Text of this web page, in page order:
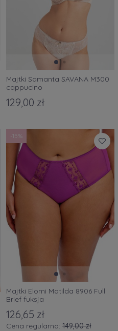
Majtki Samanta SAVANA M300
cappucino
129,00 zł
Majtki Elomi Matilda 8906 Full
Brief fuksja
126,65 zł
Cena regularna: 149,00 zł
-15%